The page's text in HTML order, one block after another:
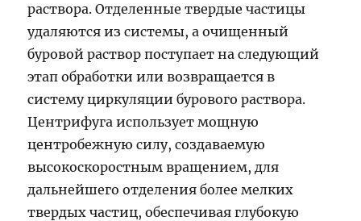
раствора. Отделенные твердые частицы
удаляются из системы, а очищенный
буровой раствор поступает на следующий
этап обработки или возвращается в
систему циркуляции бурового раствора.
Центрифуга использует мощную
центробежную силу, создаваемую
высокоскоростным вращением, для
дальнейшего отделения более мелких
твердых частиц, обеспечивая глубокую